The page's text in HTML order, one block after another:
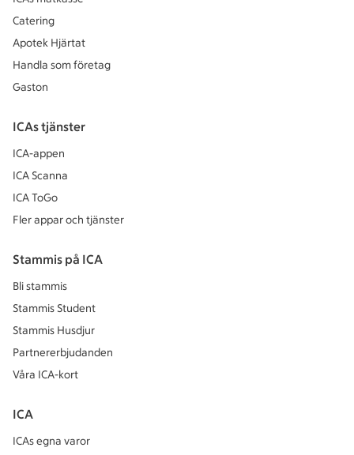
Catering
Apotek Hjärtat
Handla som företag
Gaston
ICAs tjänster
ICA-appen
ICA Scanna
ICA ToGo
Fler appar och tjänster
Stammis på ICA
Bli stammis
Stammis Student
Stammis Husdjur
Partnererbjudanden
Våra ICA-kort
ICA
ICAs egna varor